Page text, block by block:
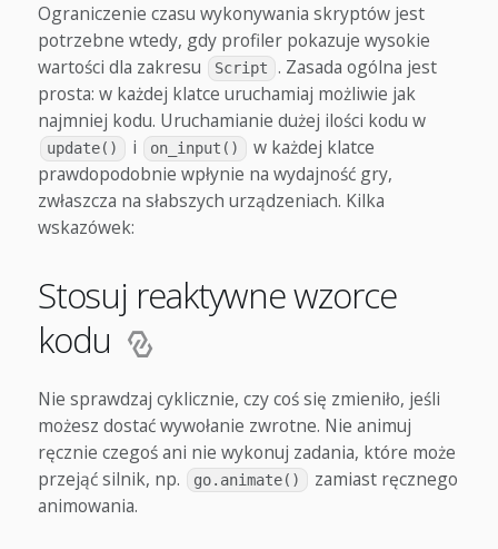
Ograniczenie czasu wykonywania skryptów jest
potrzebne wtedy, gdy profiler pokazuje wysokie
wartości dla zakresu
Script
. Zasada ogólna jest
prosta: w każdej klatce uruchamiaj możliwie jak
najmniej kodu. Uruchamianie dużej ilości kodu w
update() i on_input()
w każdej klatce
prawdopodobnie wpłynie na wydajność gry,
zwłaszcza na słabszych urządzeniach. Kilka
wskazówek:
Stosuj reaktywne wzorce
kodu
Nie sprawdzaj cyklicznie, czy coś się zmieniło, jeśli
możesz dostać wywołanie zwrotne. Nie animuj
ręcznie czegoś ani nie wykonuj zadania, które może
przejąć silnik, np.
go.animate()
zamiast ręcznego
animowania.